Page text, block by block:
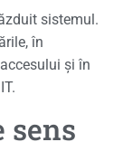
sistemul.
în
și în
sens